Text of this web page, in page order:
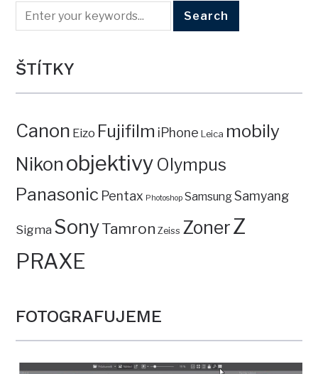
ŠTÍTKY
Canon Eizo Fujifilm iPhone Leica mobily
Nikon objektivy Olympus
Panasonic Pentax Photoshop SamsungSamyang
Sigma SonyTamron Zeiss ZonerZ
PRAXE
FOTOGRAFUJEME